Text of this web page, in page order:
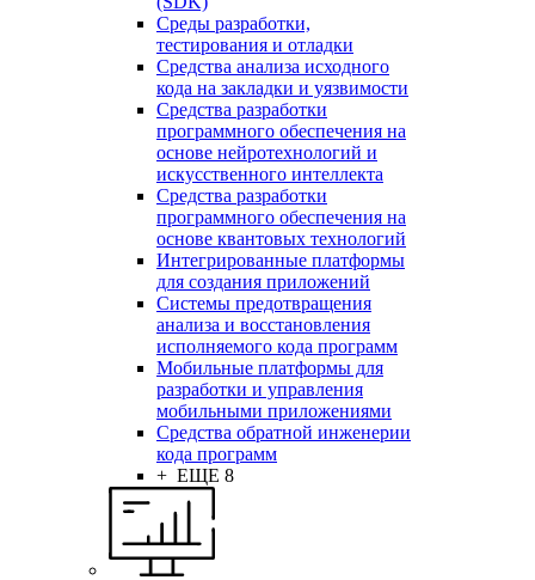
Среды разработки,
тестирования и отладки
Средства анализа исходного
кода на закладки и уязвимости
Средства разработки
программного обеспечения на
основе нейротехнологий и
искусственного интеллекта
Средства разработки
программного обеспечения на
основе квантовых технологий
Интегрированные платформы
для создания приложений
Системы предотвращения
анализа и восстановления
исполняемого кода программ
Мобильные платформы для
разработки и управления
мобильными приложениями
Средства обратной инженерии
кода программ
+ ЕЩЕ 8